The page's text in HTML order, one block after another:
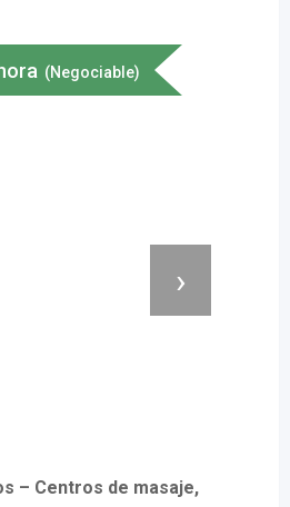
(Negociable)
›
– Centros de masaje,